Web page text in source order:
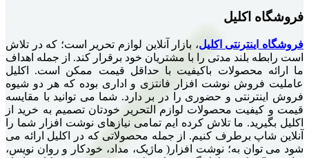
فروشگاه اکلیل
فروشگاه اینترنتی اکلیل، بازار آنلاین لوازم تحریر است؛ که در تلاش
است رابطه بلند مدتی را با مشتریان خود برقرار کند. از جمله اهداف
ما ارائه محصولات باکیفیت با حداقل قیمت ممکن است. اکلیل
عاملیت فروش نوشت افزار فانتزی و اداری بوده که هر دو شیوه
فروش اینترنتی و حضوری را در بر دارد. شما می توانید با مقایسه
قیمت و کیفیت محصولات لوازم التحریر خودتان تصمیم به خرید از
اکلیل بگیرید. ما تلاش کرده ایم تمامی نیازهای نوشت افزار شما را
آنلاین شاپ برطرف کنیم. از جمله محصولاتی که در اکلیل ارائه می
شود می توان به؛ نوشت افزار( ماژیک، مداد، خودکار و روان نویس،